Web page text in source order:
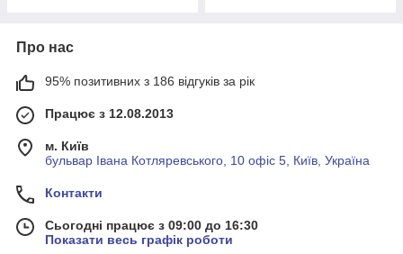
Про нас
95% позитивних з 186 відгуків за рік
Працює з 12.08.2013
м. Київ
бульвар Івана Котляревського, 10 офіс 5, Київ, Україна
Контакти
Сьогодні працює з 09:00 до 16:30
Показати весь графік роботи